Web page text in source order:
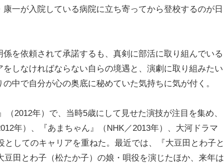
一が入院している病院に立ち寄ってから登校するのが日
を依頼されて承諾するも、真剣に部活に取り組んでいる
しなければならない自らの境遇と、演劇に取り組みたい
中で自分が心の奥底に秘めていた気持ちに気が付く。
2012年）で、当時5歳にして見せた演技が注目を集め、
年）、『あまちゃん』（NHK／2013年）、大河ドラマ
としてのキャリアを重ねた。最近では、『大豆田とわ子と
田とわ子（松たか子）の娘・唄役を演じたほか、来年は